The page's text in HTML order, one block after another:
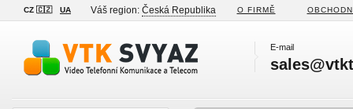
CZ 🇨🇿 UA Váš region: Česká Republika O FIRMĚ
E-mail